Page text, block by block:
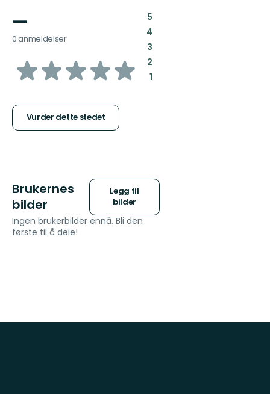
—
0 anmeldelser
av
stjerner
Vurder dette stedet
5:
4:
3:
2:
1:
Brukernes
bilder
Legg til
bilder
Ingen brukerbilder ennå. Bli den
første til å dele!